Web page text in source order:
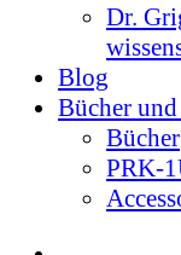
Dr.
Blog
Bücher
Bücher
PRK-